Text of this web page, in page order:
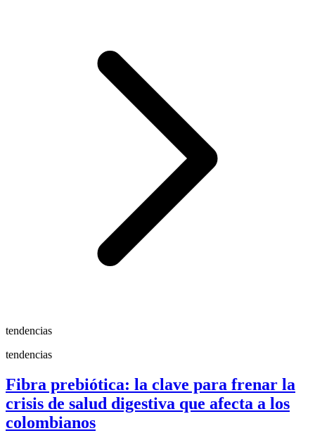
tendencias
tendencias
Fibra prebiótica: la clave para frenar la
crisis de salud digestiva que afecta a los
colombianos